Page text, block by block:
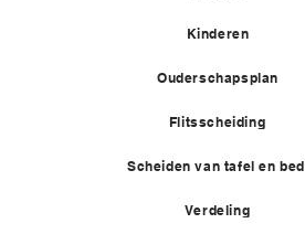
Kinderen
Ouderschapsplan
Flitsscheiding
Scheiden van tafel en bed
Verdeling